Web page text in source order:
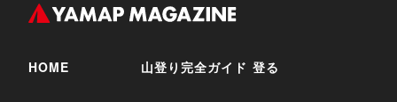
HOME 山登り完全ガイド 登る